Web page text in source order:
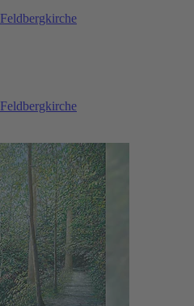
Feldbergkirche
Feldbergkirche